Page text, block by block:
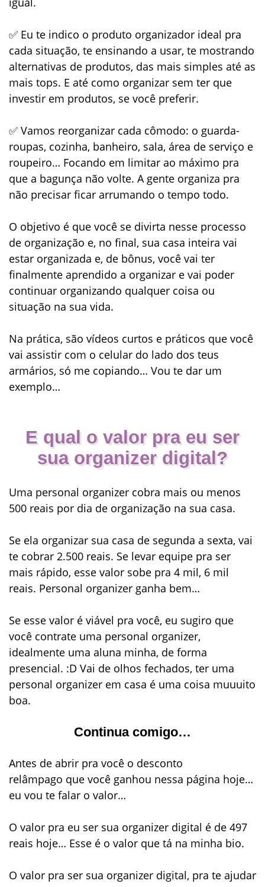
✅ Eu te indico o produto organizador ideal pra
cada situação, te ensinando a usar, te mostrando
alternativas de produtos, das mais simples até as
mais tops. E até como organizar sem ter que
investir em produtos, se você preferir.
✅ Vamos reorganizar cada cômodo: o guarda-
roupas, cozinha, banheiro, sala, área de serviço e
roupeiro… Focando em limitar ao máximo pra
que a bagunça não volte. A gente organiza pra
não precisar ficar arrumando o tempo todo.
O objetivo é que você se divirta nesse processo
de organização e, no final, sua casa inteira vai
estar organizada e, de bônus, você vai ter
finalmente aprendido a organizar e vai poder
continuar organizando qualquer coisa ou
situação na sua vida.
Na prática, são vídeos curtos e práticos que você
vai assistir com o celular do lado dos teus
armários, só me copiando… Vou te dar um
exemplo…
E qual o valor pra eu ser
sua organizer digital?
Uma personal organizer cobra mais ou menos
500 reais por dia de organização na sua casa.
Se ela organizar sua casa de segunda a sexta, vai
te cobrar 2.500 reais. Se levar equipe pra ser
mais rápido, esse valor sobe pra 4 mil, 6 mil
reais. Personal organizer ganha bem…
Se esse valor é viável pra você, eu sugiro que
você contrate uma personal organizer,
idealmente uma aluna minha, de forma
presencial. :D Vai de olhos fechados, ter uma
personal organizer em casa é uma coisa muuuito
boa.
Continua comigo…
Antes de abrir pra você o desconto
relâmpago que você ganhou nessa página hoje…
eu vou te falar o valor…
O valor pra eu ser sua organizer digital é de 497
reais hoje… Esse é o valor que tá na minha bio.
O valor pra ser sua organizer digital, pra te ajudar